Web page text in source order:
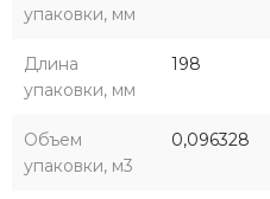
упаковки, мм
Длина
упаковки, мм
198
Объем
упаковки, м3
0,096328